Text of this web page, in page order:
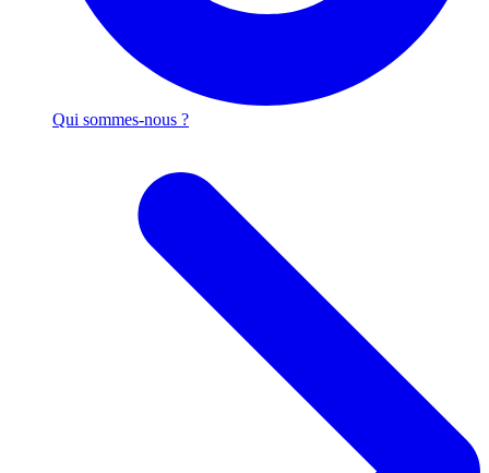
Qui sommes-nous ?